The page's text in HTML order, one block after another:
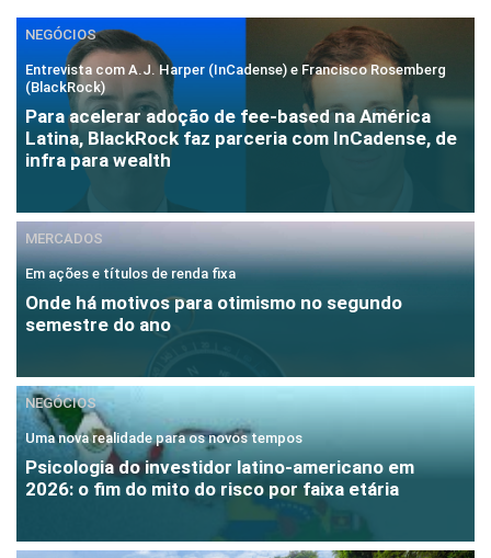
NEGÓCIOS
Entrevista com A.J. Harper (InCadense) e Francisco Rosemberg
(BlackRock)
Para acelerar adoção de fee-based na América
Latina, BlackRock faz parceria com InCadense, de
infra para wealth
MERCADOS
Em ações e títulos de renda fixa
Onde há motivos para otimismo no segundo
semestre do ano
NEGÓCIOS
Uma nova realidade para os novos tempos
Psicologia do investidor latino-americano em
2026: o fim do mito do risco por faixa etária